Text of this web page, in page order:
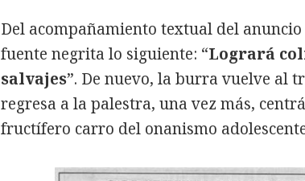
Del acompañamiento textual del anuncio
fuente negrita lo siguiente: “Logrará
salvajes”. De nuevo, la burra vuelve al
regresa a la palestra, una vez más,
fructífero carro del onanismo